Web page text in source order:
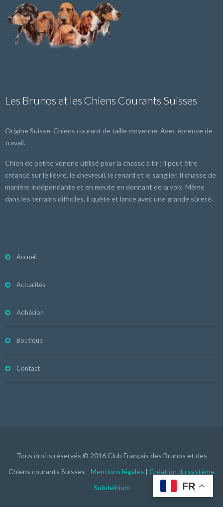
Les Brunos et les Chiens Courants Suisses
Origine Suisse. Chiens courant de taille moyenne. Avec épreuve de
travail.
Chien de petite vénerie utilisé pour la chasse à tir ; il peut être
créancé sur le lièvre, le chevreuil, le renard et le sanglier. Il chasse de
manière indépendante et en meute en donnant de la voix. Même
dans les terrains difficiles, il quête et lance avec une grande sûreté.
Accueil
Actualités
Adhésion
Boutique
Contact
Tous droits réservés © 2016 Club Français des Brunos et des
Chiens courants Suisses - Mentions légales | Création du système
Subdelirium
FR